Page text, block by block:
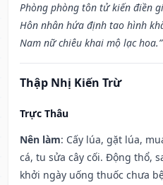
Phòng phòng tôn tử kiến điền
Hôn nhân hứa định tao hình
Nam nữ chiêu khai mộ lạc hoa.”
Thập Nhị Kiến Trừ
Trực Thâu
Nên làm: Cấy lúa, gặt lúa,
cá, tu sửa cây cối. Động thổ,
khởi ngày uống thuốc chưa